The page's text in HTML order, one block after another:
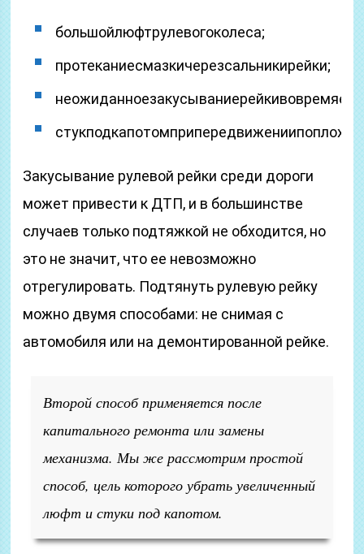
большойлюфтрулевогоколеса;
протеканиесмазкичерезсальникирейки;
Закусывание рулевой рейки среди дороги
может привести к ДТП, и в большинстве
случаев только подтяжкой не обходится, но
это не значит, что ее невозможно
отрегулировать. Подтянуть рулевую рейку
можно двумя способами: не снимая с
автомобиля или на демонтированной рейке.
Второй способ применяется после
капитального ремонта или замены
механизма. Мы же рассмотрим простой
способ, цель которого убрать увеличенный
люфт и стуки под капотом.